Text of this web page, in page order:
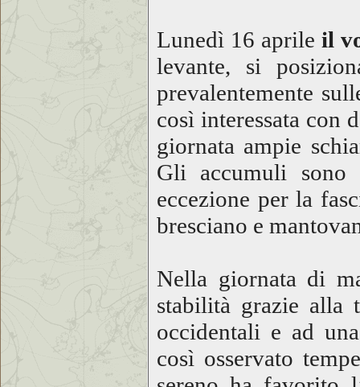
Lunedì 16 aprile il
levante, si
prevalentemente
così interessata con
giornata ampie
Gli accumuli
eccezione per la
bresciano e
Nella giornata di
stabilità grazie alla
occidentali e ad
così osservato